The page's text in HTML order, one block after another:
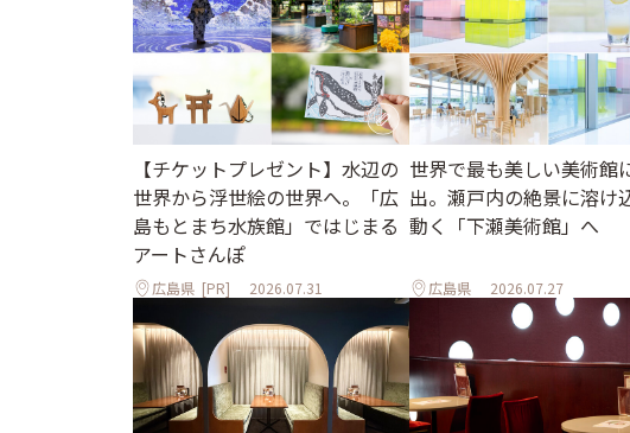
【チケットプレゼント】水辺の
世界から浮世絵の世界へ。「広
島もとまち水族館」ではじまる
アートさんぽ
広島県 [PR] 2026.07.31
世界で最も美しい美術館
出。瀬戸内の絶景に溶け
動く「下瀬美術館」へ
広島県 2026.07.27